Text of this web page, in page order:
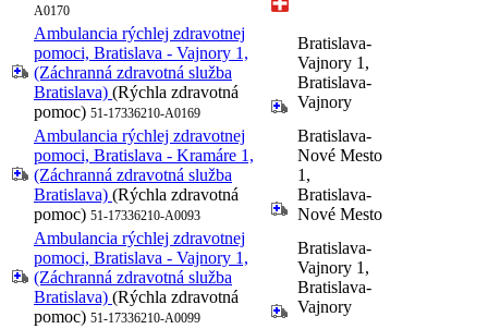
A0170
Ambulancia rýchlej zdravotnej
pomoci, Bratislava - Vajnory 1,
(Záchranná zdravotná služba
Bratislava) (Rýchla zdravotná
pomoc) 51-17336210-A0169
Bratislava-
Vajnory 1,
Bratislava-
Vajnory
Ambulancia rýchlej zdravotnej
pomoci, Bratislava - Kramáre 1,
(Záchranná zdravotná služba
Bratislava) (Rýchla zdravotná
pomoc) 51-17336210-A0093
Bratislava-
Nové Mesto
1,
Bratislava-
Nové Mesto
Ambulancia rýchlej zdravotnej
pomoci, Bratislava - Vajnory 1,
(Záchranná zdravotná služba
Bratislava) (Rýchla zdravotná
pomoc) 51-17336210-A0099
Bratislava-
Vajnory 1,
Bratislava-
Vajnory